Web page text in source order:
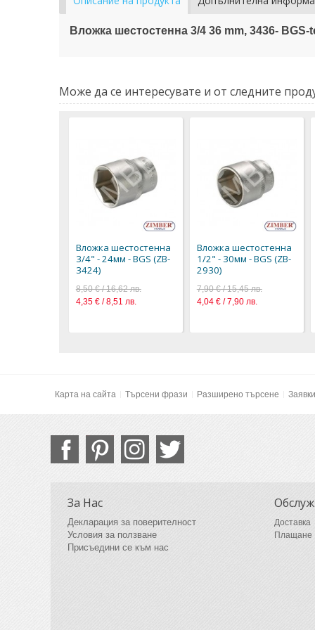
Вложка шестостенна 3/4 36 mm, 3436- BGS-
Може да се интересувате и от следните
Вложка шестостенна
3/4" - 24мм - BGS (ZB-
3424)
8,50 € / 16,62 лв.
4,35 € / 8,51 лв.
Вложка шестостенна
1/2" - 30мм - BGS (ZB-
2930)
7,90 € / 15,45 лв.
4,04 € / 7,90 лв.
Карта на сайта Търсени фрази Разширено търсене
За Нас
Декларация за поверителност
Условия за ползване
Присъедини се към нас
Доставка
Плащане